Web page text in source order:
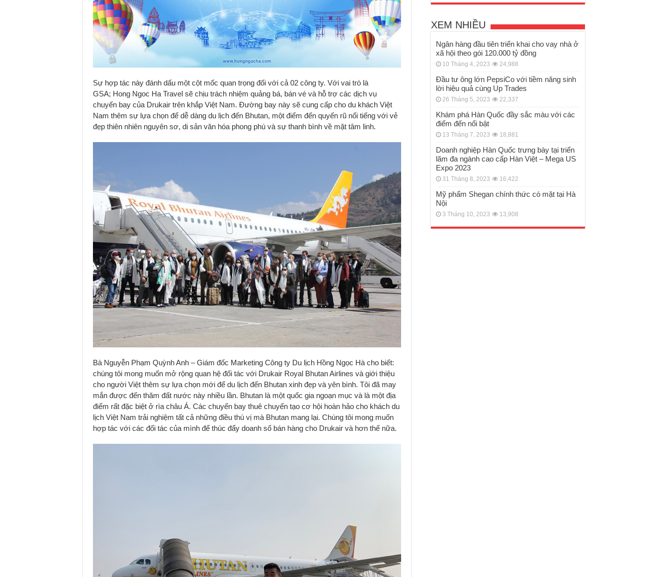
Sự hợp tác này đánh dấu một cột mốc quan trọng đối với cả 02 công ty. Với vai trò là
GSA; Hong Ngoc Ha Travel sẽ chịu trách nhiệm quảng bá, bán vé và hỗ trợ các dịch vụ
chuyến bay của Drukair trên khắp Việt Nam. Đường bay này sẽ cung cấp cho du khách Việt
Nam thêm sự lựa chọn để dễ dàng du lịch đến Bhutan, một điểm đến quyến rũ nổi tiếng với vẻ
đẹp thiên nhiên nguyên sơ, di sản văn hóa phong phú và sự thanh bình về mặt tâm linh.
Bà Nguyễn Phạm Quỳnh Anh – Giám đốc Marketing Công ty Du lịch Hồng Ngọc Hà cho biết:
chúng tôi mong muốn mở rộng quan hệ đối tác với Drukair Royal Bhutan Airlines và giới thiệu
cho người Việt thêm sự lựa chọn mới để du lịch đến Bhutan xinh đẹp và yên bình. Tôi đã may
mắn được đến thăm đất nước này nhiều lần. Bhutan là một quốc gia ngoạn mục và là một địa
điểm rất đặc biệt ở rìa châu Á. Các chuyến bay thuê chuyến tạo cơ hội hoàn hảo cho khách du
lịch Việt Nam trải nghiệm tất cả những điều thú vị mà Bhutan mang lại. Chúng tôi mong muốn
hợp tác với các đối tác của mình để thúc đẩy doanh số bán hàng cho Drukair và hơn thế nữa.
XEM NHIỀU
Ngân hàng đầu tiên triển khai cho vay nhà ở
xã hội theo gói 120.000 tỷ đồng
10 Tháng 4, 2023 24,988
Đầu tư ông lớn PepsiCo với tiềm năng sinh
lời hiệu quả cùng Up Trades
26 Tháng 5, 2023 22,337
Khám phá Hàn Quốc đầy sắc màu với các
điểm đến nổi bật
13 Tháng 7, 2023 18,881
Doanh nghiệp Hàn Quốc trưng bày tại triển
lãm đa ngành cao cấp Hàn Việt – Mega US
Expo 2023
31 Tháng 8, 2023 16,422
Mỹ phẩm Shegan chính thức có mặt tại Hà
Nội
3 Tháng 10, 2023 13,908